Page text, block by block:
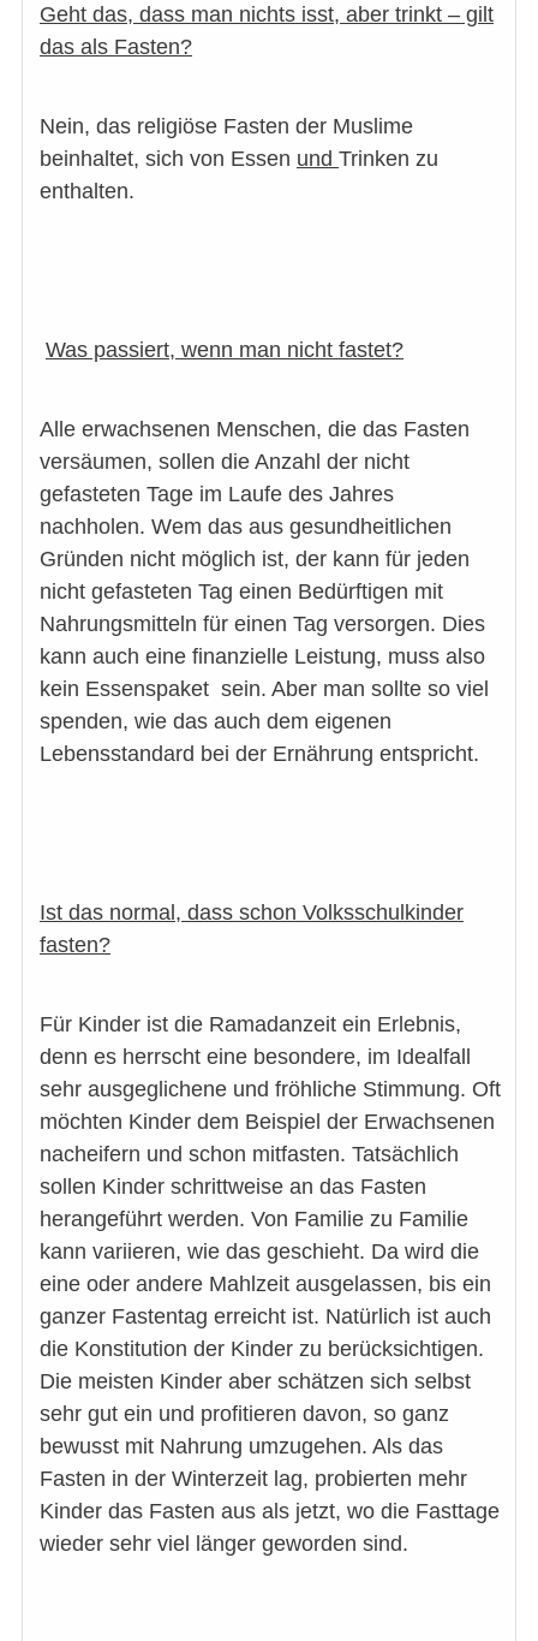
Geht das, dass man nichts isst, aber trinkt – gilt
das als Fasten?
Nein, das religiöse Fasten der Muslime
beinhaltet, sich von Essen und Trinken zu
enthalten.
Was passiert, wenn man nicht fastet?
Alle erwachsenen Menschen, die das Fasten
versäumen, sollen die Anzahl der nicht
gefasteten Tage im Laufe des Jahres
nachholen. Wem das aus gesundheitlichen
Gründen nicht möglich ist, der kann für jeden
nicht gefasteten Tag einen Bedürftigen mit
Nahrungsmitteln für einen Tag versorgen. Dies
kann auch eine finanzielle Leistung, muss also
kein Essenspaket sein. Aber man sollte so viel
spenden, wie das auch dem eigenen
Lebensstandard bei der Ernährung entspricht.
Ist das normal, dass schon Volksschulkinder
fasten?
Für Kinder ist die Ramadanzeit ein Erlebnis,
denn es herrscht eine besondere, im Idealfall
sehr ausgeglichene und fröhliche Stimmung. Oft
möchten Kinder dem Beispiel der Erwachsenen
nacheifern und schon mitfasten. Tatsächlich
sollen Kinder schrittweise an das Fasten
herangeführt werden. Von Familie zu Familie
kann variieren, wie das geschieht. Da wird die
eine oder andere Mahlzeit ausgelassen, bis ein
ganzer Fastentag erreicht ist. Natürlich ist auch
die Konstitution der Kinder zu berücksichtigen.
Die meisten Kinder aber schätzen sich selbst
sehr gut ein und profitieren davon, so ganz
bewusst mit Nahrung umzugehen. Als das
Fasten in der Winterzeit lag, probierten mehr
Kinder das Fasten aus als jetzt, wo die Fasttage
wieder sehr viel länger geworden sind.